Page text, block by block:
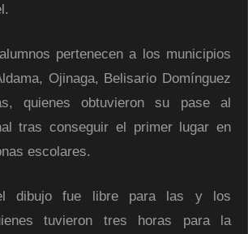
pertenecen a los municipios
Ojinaga, Belisario Domínguez
quienes obtuvieron su pase al
tras conseguir el primer lugar en
escolares.
dibujo fue libre para las y los
tuvieron tres horas para la